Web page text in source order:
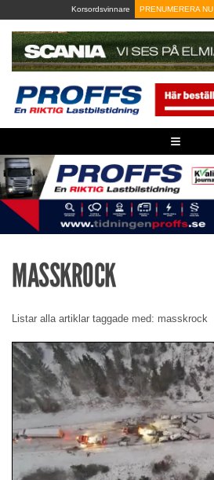
to
content
Korsordsvinnare PRENUMERERA NU
≡
MASSKROCK
Listar alla artiklar taggade med: masskrock